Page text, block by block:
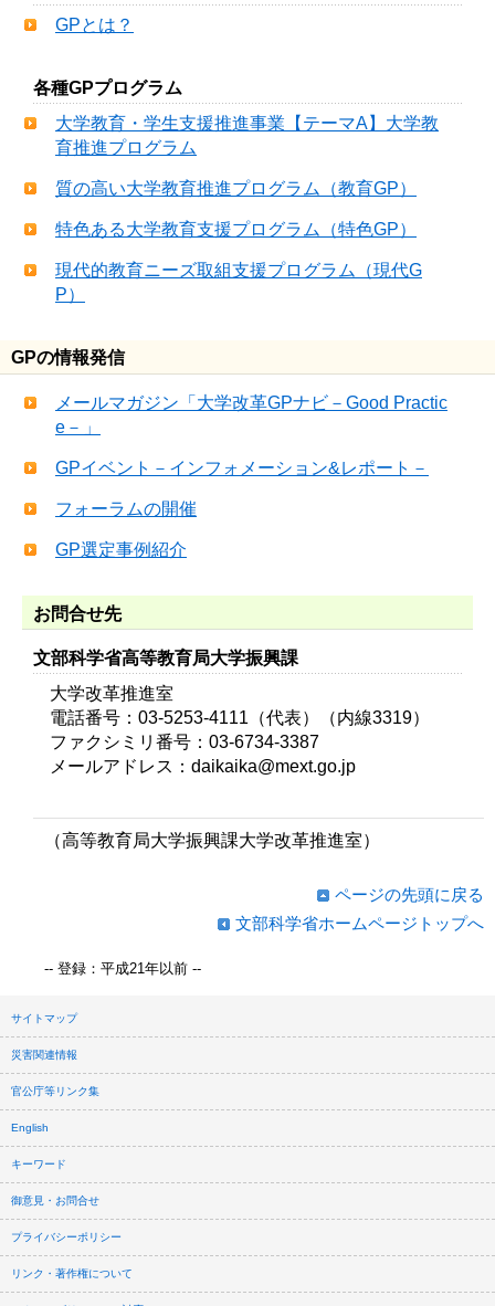
GPとは？
各種GPプログラム
大学教育・学生支援推進事業【テーマA】大学教
育推進プログラム
質の高い大学教育推進プログラム（教育GP）
特色ある大学教育支援プログラム（特色GP）
現代的教育ニーズ取組支援プログラム（現代G
P）
GPの情報発信
メールマガジン「大学改革GPナビ－Good Practic
e－」
GPイベント－インフォメーション&レポート－
フォーラムの開催
GP選定事例紹介
お問合せ先
文部科学省高等教育局大学振興課
大学改革推進室
電話番号：03-5253-4111（代表）（内線3319）
ファクシミリ番号：03-6734-3387
メールアドレス：daikaika@mext.go.jp
（高等教育局大学振興課大学改革推進室）
ページの先頭に戻る
文部科学省ホームページトップへ
-- 登録：平成21年以前 --
サイトマップ
災害関連情報
官公庁等リンク集
English
キーワード
御意見・お問合せ
プライバシーポリシー
リンク・著作権について